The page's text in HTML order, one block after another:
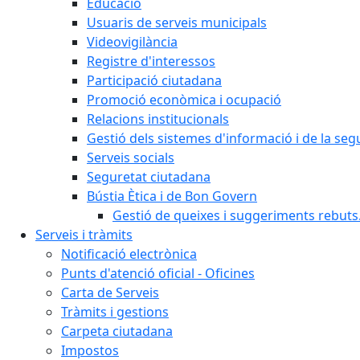
Usuaris de serveis municipals
Videovigilància
Registre d'interessos
Participació ciutadana
Promoció econòmica i ocupació
Relacions institucionals
Gestió dels sistemes d'informació i de la
Serveis socials
Seguretat ciutadana
Bústia Ètica i de Bon Govern
Gestió de queixes i suggeriments rebuts.
Serveis i tràmits
Notificació electrònica
Punts d'atenció oficial - Oficines
Carta de Serveis
Tràmits i gestions
Carpeta ciutadana
Impostos